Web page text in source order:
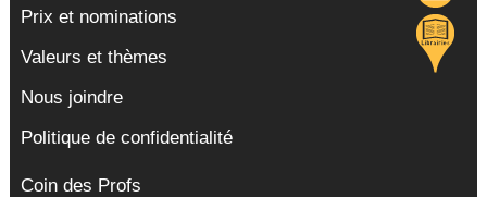
Prix et nominations
Valeurs et thèmes
Nous joindre
Politique de confidentialité
Coin des Profs